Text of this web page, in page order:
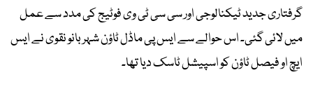
گرفتاری جدید ٹیکنالوجی اور سی سی ٹی وی فوٹیج کی مدد سے عمل
میں لائی گئی۔ اس حوالے سے ایس پی ماڈل ٹاؤن شہربانو نقوی نے ایس
ایچ او فیصل ٹاؤن کو اسپیشل ٹاسک دیا تھا۔